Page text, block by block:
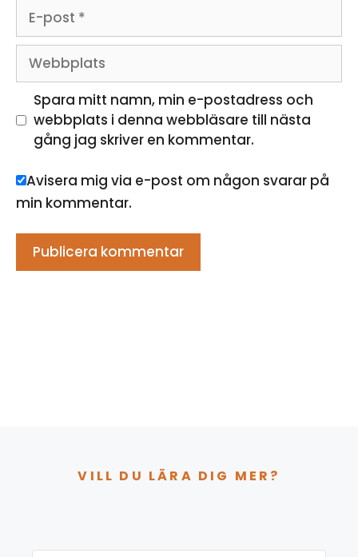
post
Webbplats
Spara mitt namn, min e-postadress och
webbplats i denna webbläsare till nästa
gång jag skriver en kommentar.
Avisera mig via e-post om någon svarar på
min kommentar.
VILL DU LÄRA DIG MER?